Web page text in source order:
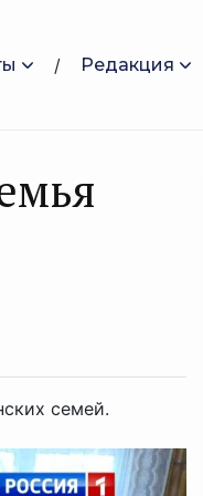
Редакция
семей.